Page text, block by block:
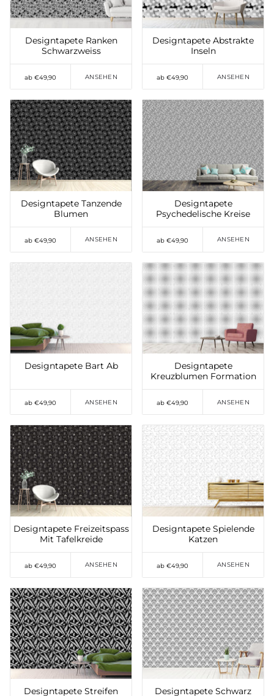
setzen
Designtapete Ranken
Schwarzweiss
ab €49,90 ANSEHEN
Designtapete Abstrakte
Inseln
ab €49,90 ANSEHEN
Auf die Wunschliste
setzen
Designtapete Tanzende
Blumen
ab €49,90 ANSEHEN
Auf die Wunschliste
setzen
Designtapete
Psychedelische Kreise
ab €49,90 ANSEHEN
Designtapete Bart Ab
ab €49,90 ANSEHEN
Auf die Wunschliste
setzen
Designtapete
Kreuzblumen Formation
ab €49,90 ANSEHEN
Auf die Wunschliste
setzen
Designtapete Freizeitspass
Mit Tafelkreide
ab €49,90 ANSEHEN
Auf die Wunschliste
setzen
Designtapete Spielende
Katzen
ab €49,90 ANSEHEN
Auf die Wunschliste
setzen
Designtapete Streifen
Auf die Wunschliste
setzen
Designtapete Schwarz